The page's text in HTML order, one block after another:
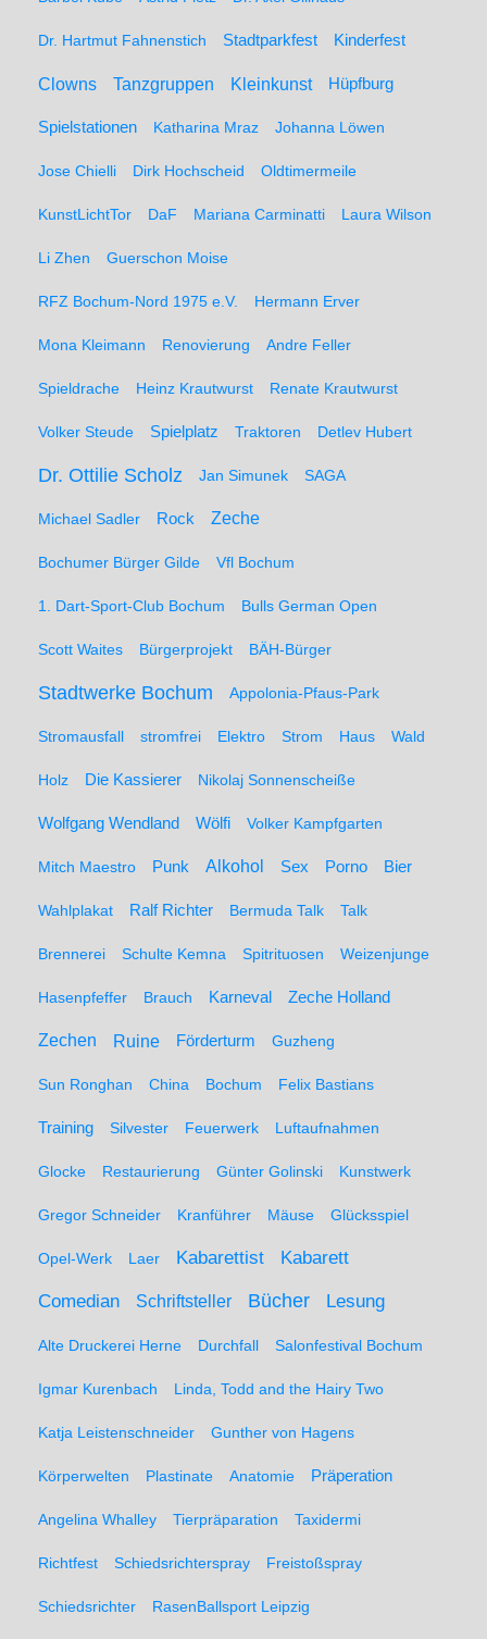
Dr. Hartmut Fahnenstich Stadtparkfest Kinderfest
Clowns Tanzgruppen Kleinkunst Hüpfburg
Spielstationen Katharina Mraz Johanna Löwen
Jose Chielli Dirk Hochscheid Oldtimermeile
KunstLichtTor DaF Mariana Carminatti Laura Wilson
Li Zhen Guerschon Moise
RFZ Bochum-Nord 1975 e.V. Hermann Erver
Mona Kleimann Renovierung Andre Feller
Spieldrache Heinz Krautwurst Renate Krautwurst
Volker Steude Spielplatz Traktoren Detlev Hubert
Dr. Ottilie Scholz Jan Simunek SAGA
Michael Sadler Rock Zeche
Bochumer Bürger Gilde Vfl Bochum
1. Dart-Sport-Club Bochum Bulls German Open
Scott Waites Bürgerprojekt BÄH-Bürger
Stadtwerke Bochum Appolonia-Pfaus-Park
Stromausfall stromfrei Elektro Strom Haus Wald
Holz Die Kassierer Nikolaj Sonnenscheiße
Wolfgang Wendland Wölfi Volker Kampfgarten
Mitch Maestro Punk Alkohol Sex Porno Bier
Wahlplakat Ralf Richter Bermuda Talk Talk
Brennerei Schulte Kemna Spitrituosen Weizenjunge
Hasenpfeffer Brauch Karneval Zeche Holland
Zechen Ruine Förderturm Guzheng
Sun Ronghan China Bochum Felix Bastians
Training Silvester Feuerwerk Luftaufnahmen
Glocke Restaurierung Günter Golinski Kunstwerk
Gregor Schneider Kranführer Mäuse Glücksspiel
Opel-Werk Laer Kabarettist
Kabarett
Comedian
Schriftsteller Bücher Lesung
Alte Druckerei Herne Durchfall Salonfestival Bochum
Igmar Kurenbach Linda, Todd and the Hairy Two
Katja Leistenschneider Gunther von Hagens
Körperwelten Plastinate Anatomie Präperation
Angelina Whalley Tierpräparation Taxidermi
Richtfest Schiedsrichterspray Freistoßspray
Schiedsrichter RasenBallsport Leipzig